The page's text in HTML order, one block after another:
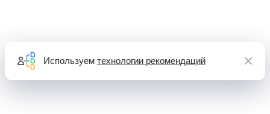
Используем технологии рекомендаций